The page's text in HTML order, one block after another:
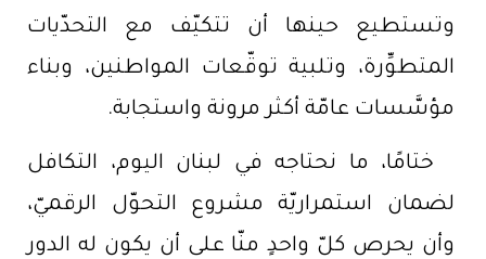
وتستطيع حينها أن تتكيّف مع التحدّيات
المتطوِّرة، وتلبية توقّعات المواطنين، وبناء
مؤسَّسات عامّة أكثر مرونة واستجابة.
ختامًا، ما نحتاجه في لبنان اليوم، التكافل
لضمان استمراريّة مشروع التحوّل الرقميّ،
وأن يحرص كلّ واحدٍ منّا على أن يكون له الدور